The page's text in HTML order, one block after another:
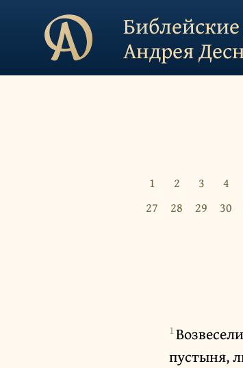
Андрея
1 2 3 4
27
28 29 30
1
пустыня,